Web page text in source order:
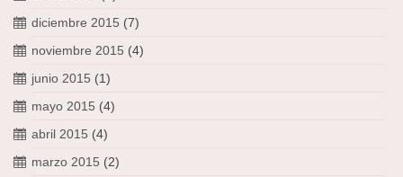
diciembre 2015 (7)
noviembre 2015 (4)
junio 2015 (1)
mayo 2015 (4)
abril 2015 (4)
marzo 2015 (2)